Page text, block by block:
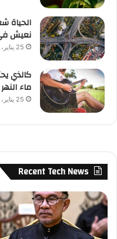
الحياة
نعيش
25 يناير، 2022
كالذي
ماء النهر
25 يناير، 2022
Recent Tech News